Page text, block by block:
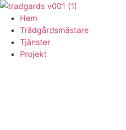
Skip
content
Hem
Trädgårdsmästare
Tjänster
Projekt